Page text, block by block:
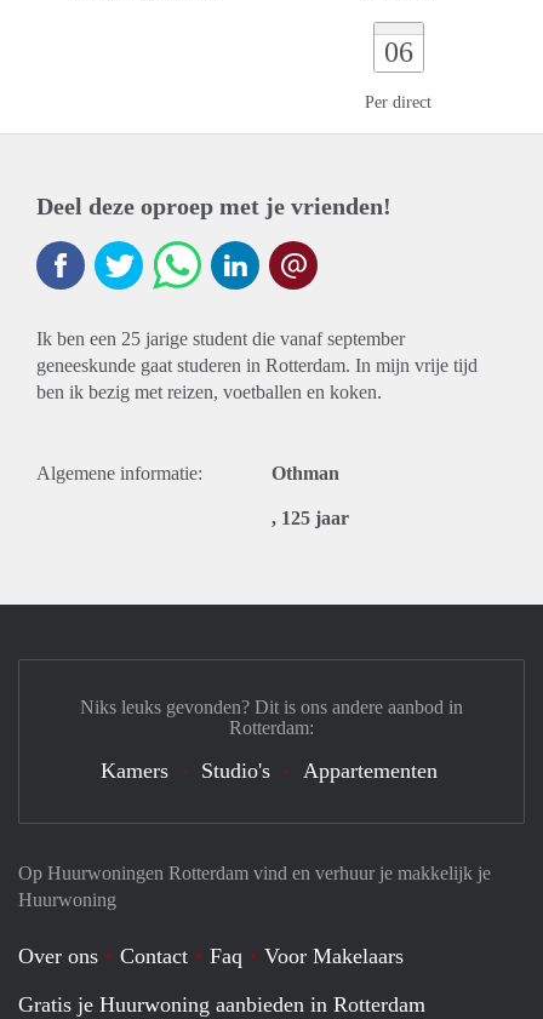
06
Per direct
Deel deze oproep met je vrienden!
Ik ben een 25 jarige student die vanaf september
geneeskunde gaat studeren in Rotterdam. In mijn vrije tijd
ben ik bezig met reizen, voetballen en koken.
Algemene informatie: Othman
, 125 jaar
Op Huurwoningen Rotterdam vind en verhuur je makkelijk je
Huurwoning
Over ons Contact Faq
Voor Makelaars
Gratis je Huurwoning aanbieden in Rotterdam
Niks leuks gevonden? Dit is ons andere aanbod in
Rotterdam:
Kamers Studio's Appartementen